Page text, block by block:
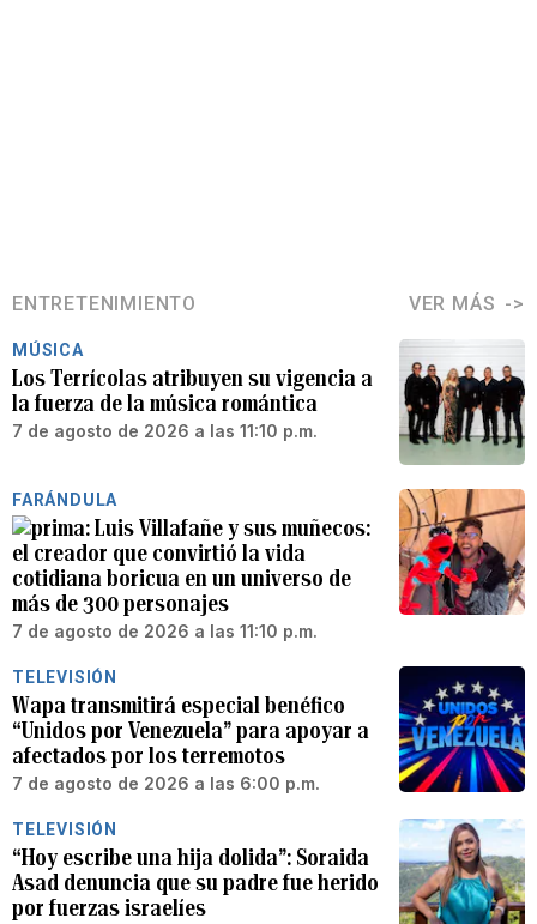
ENTRETENIMIENTO VER MÁS
MÚSICA
Los Terrícolas atribuyen su vigencia a
la fuerza de la música romántica
7 de agosto de 2026 a las 11:10 p.m.
FARÁNDULA
Luis Villafañe y sus muñecos:
el creador que convirtió la vida
cotidiana boricua en un universo de
más de 300 personajes
7 de agosto de 2026 a las 11:10 p.m.
TELEVISIÓN
Wapa transmitirá especial benéfico
“Unidos por Venezuela” para apoyar a
afectados por los terremotos
7 de agosto de 2026 a las 6:00 p.m.
TELEVISIÓN
“Hoy escribe una hija dolida”: Soraida
Asad denuncia que su padre fue herido
por fuerzas israelíes